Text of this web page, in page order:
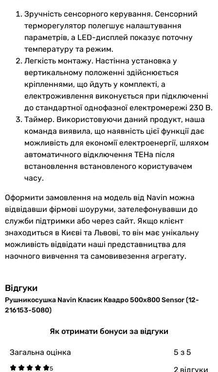
настінний
Виробництво
Україна
Україна
Україна
Україна
Україна
Комплектація
комплект кріплення, рушникосушка - 1шт.
рушникосушка - 1шт., інструкція з експлуатації,
кріплення, інструкція з експлуатації, рушникосушка -
рушникосушка - 1шт., комплект кріплень - 1шт,
рушникосушка, комплект кріплення, інструкція з
Матеріал
емальована сталь
сталь
сталь
нержавіюча сталь
Колекції
Класик Квадро
Kosser Драбинка Грейд
Отель
Deffi Отель
Фізичні характеристики
800 мм
900 мм
Гарантія 36 міс.
Побачили помилку в описі або характеристиках?
Повідомте нам про це!
Повідомити про помилку
Характеристики, комплектація та фотографії Navin Класик
Квадро 500х800 Sensor (12-216153-5080) носять
ознайомлювальний характер і можуть змінюватися
виробником без повідомлення. Магазин не несе
відповідальності за зміни, внесені виробником.
Зручність сенсорного керування. Сенсорний
терморегулятор полегшує налаштування
параметрів, а LED-дисплей показує поточну
температуру та режим.
Легкість монтажу. Настінна установка у
вертикальному положенні здійснюється
кріпленнями, що йдуть у комплекті, а
електроживлення виконується при підключенні
до стандартної однофазної електромережі 230 В.
Таймер. Використовуючи даний продукт, наша
команда виявила, що наявність цієї функції дає
можливість для економії електроенергії, шляхом
автоматичного відключення ТЕНа після
встановлення встановленого користувачем
часу.
Оформити замовлення на модель від Navin можна
відвідавши фірмові шоуруми, зателефонувавши до
служби підтримки або через сайт. Якщо клієнт
знаходиться в Києві та Львові, то він має унікальну
можливість відвідати наші представництва для
наочного вивчення та самовивезення агрегату.
Відгуки
Рушникосушка Navin Класик Квадро 500х800 Sensor (12-
216153-5080)
Як отримати бонуси за відгуки
Загальна оцінка 5 з 5
2 відгуки